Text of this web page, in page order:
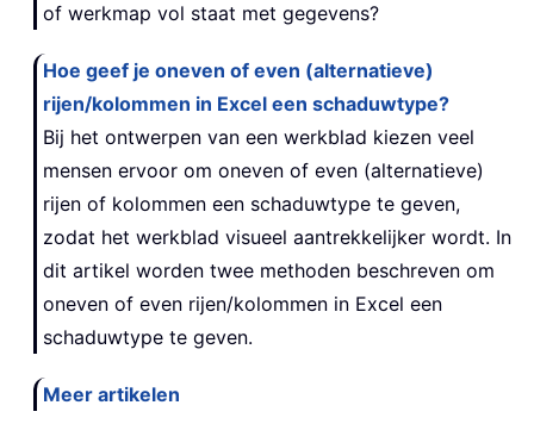
of werkmap vol staat met gegevens?
Hoe geef je oneven of even (alternatieve)
rijen/kolommen in Excel een schaduwtype?
Bij het ontwerpen van een werkblad kiezen veel
mensen ervoor om oneven of even (alternatieve)
rijen of kolommen een schaduwtype te geven,
zodat het werkblad visueel aantrekkelijker wordt. In
dit artikel worden twee methoden beschreven om
oneven of even rijen/kolommen in Excel een
schaduwtype te geven.
Meer artikelen